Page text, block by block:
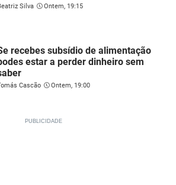
Silva Ontem, 19:15
recebes subsídio de alimentação
estar a perder dinheiro sem
Cascão Ontem, 19:00